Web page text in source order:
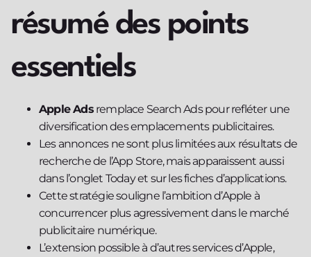
résumé des points
essentiels
Apple Adsremplace Search Ads pour refléter une
diversification des emplacements publicitaires.
Les annonces ne sont plus limitées aux résultats de
recherche de l’App Store, mais apparaissent aussi
dans l’onglet Today et sur les fiches d’applications.
Cette stratégie souligne l’ambition d’Apple à
concurrencer plus agressivement dans le marché
publicitaire numérique.
L’extension possible à d’autres services d’Apple,